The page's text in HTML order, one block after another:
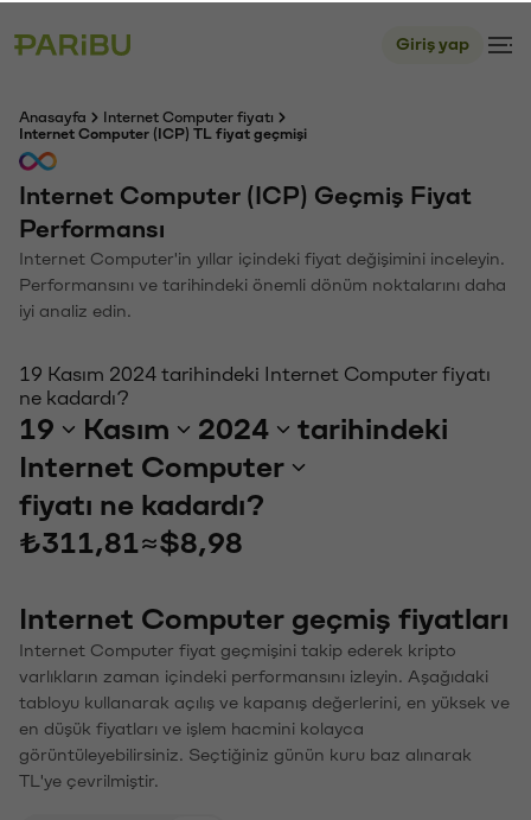
Giriş yap
Anasayfa
Internet Computer fiyatı
Internet Computer (ICP) TL fiyat geçmişi
Internet Computer (ICP) Geçmiş Fiyat
Performansı
Internet Computer'in yıllar içindeki fiyat değişimini inceleyin.
Performansını ve tarihindeki önemli dönüm noktalarını daha
iyi analiz edin.
19 Kasım 2024 tarihindeki Internet Computer fiyatı
ne kadardı?
19 Kasım 2024
tarihindeki
Internet Computer
fiyatı ne kadardı?
₺311,81 ≈$8,98
Internet Computer geçmiş fiyatları
Internet Computer fiyat geçmişini takip ederek kripto
varlıkların zaman içindeki performansını izleyin. Aşağıdaki
tabloyu kullanarak açılış ve kapanış değerlerini, en yüksek ve
en düşük fiyatları ve işlem hacmini kolayca
görüntüleyebilirsiniz. Seçtiğiniz günün kuru baz alınarak
TL'ye çevrilmiştir.